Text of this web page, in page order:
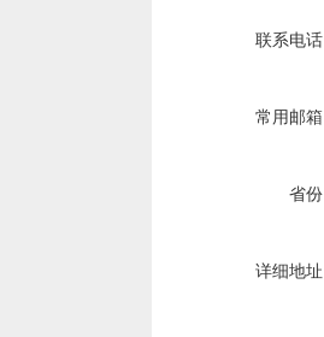
联系电
常用邮
省
详细地